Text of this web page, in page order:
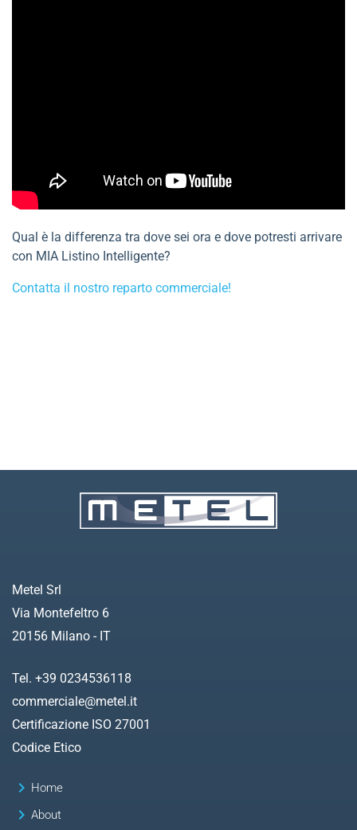
Qual è la differenza tra dove sei ora e dove potresti arrivare
con MIA Listino Intelligente?
Contatta il nostro reparto commerciale!
Metel Srl
Via Montefeltro 6
20156 Milano - IT
Tel. +39 0234536118
commerciale@metel.it
Certificazione ISO 27001
Codice Etico
keyboard_arrow_right Home
keyboard_arrow_right About